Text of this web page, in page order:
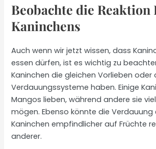
Beobachte die Reaktion
Kaninchens
Auch wenn wir jetzt wissen, dass
essen dürfen, ist es wichtig zu
Kaninchen die gleichen Vorlieben oder
Verdauungssysteme haben. Einige
Mangos lieben, während andere sie
mögen. Ebenso könnte die Verdauung
Kaninchen empfindlicher auf Früchte
anderer.